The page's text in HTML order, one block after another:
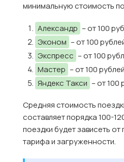
минимальную стоимость
Александр – от 100
Эконом – от 100
Экспресс – от 100
Мастер – от 100 рублей
Яндекс Такси – от 100
Средняя стоимость
составляет порядка 100-
поездки будет зависеть
тарифа и загруженности.